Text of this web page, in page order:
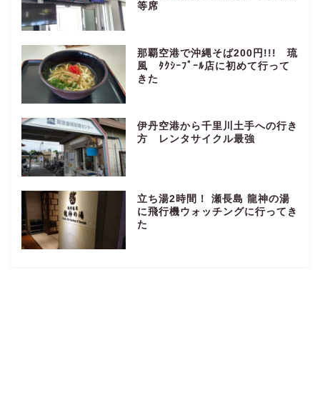
等席
那覇空港で沖縄そば200円!!! 琉
風 ﾀｸｼｰﾌﾟｰﾙ店に初めて行って
きた
伊丹空港から千里川土手への行き
方 レンタサイクル最強
立ち湯2時間！ 瀬長島 龍神の湯
に飛行機ウォッチングに行ってき
た